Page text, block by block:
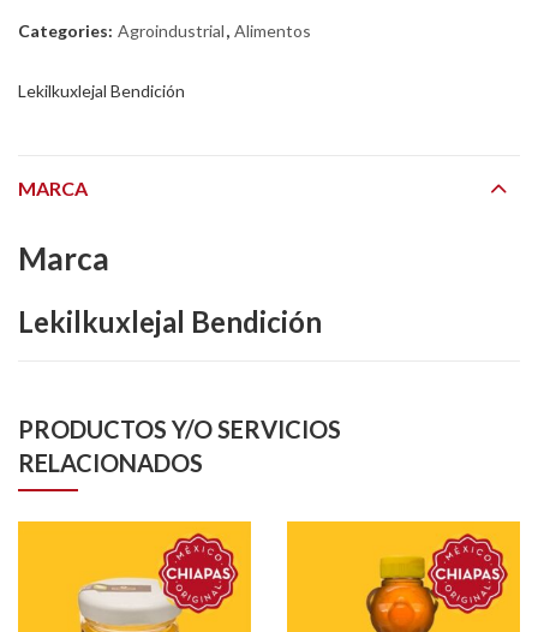
Categories: Agroindustrial, Alimentos
Lekilkuxlejal Bendición
MARCA
Marca
Lekilkuxlejal Bendición
PRODUCTOS Y/O SERVICIOS
RELACIONADOS